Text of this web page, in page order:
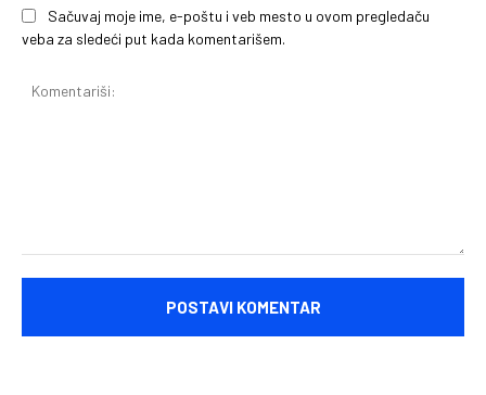
Sačuvaj moje ime, e-poštu i veb mesto u ovom pregledaču
veba za sledeći put kada komentarišem.